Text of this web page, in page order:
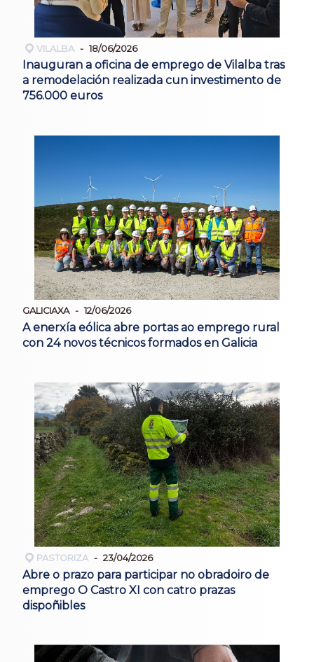
VILALBA 18/06/2026
Inauguran a oficina de emprego de Vilalba tras
a remodelación realizada cun investimento de
756.000 euros
GALICIAXA 12/06/2026
A enerxía eólica abre portas ao emprego rural
con 24 novos técnicos formados en Galicia
PASTORIZA 23/04/2026
Abre o prazo para participar no obradoiro de
emprego O Castro XI con catro prazas
dispoñibles